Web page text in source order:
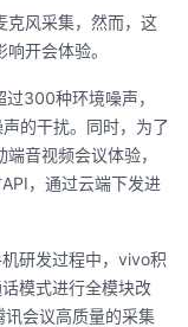
克风采集，然而，这
开会体验。
300种环境噪声，
的干扰。同时，为了
音视频会议体验，
，通过云端下发进
研发过程中，vivo积
模式进行全模块改
会议高质量的采集